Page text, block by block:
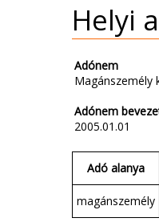
Helyi
Adónem
Magánszemély
Adónem
2005.01.01
Adó alanya
magánszemély